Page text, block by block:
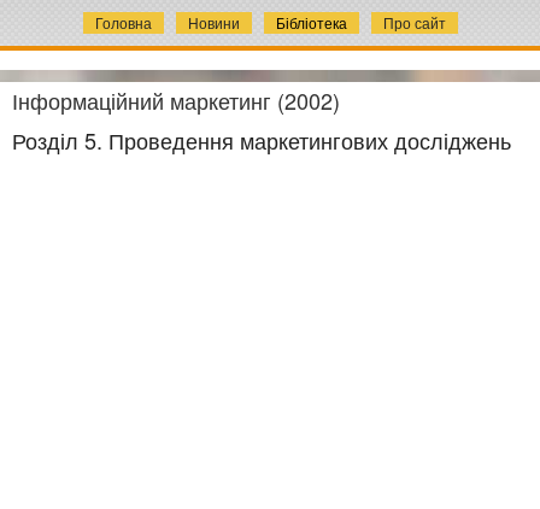
Головна Новини Бібліотека Про сайт
Інформаційний маркетинг (2002)
Розділ 5. Проведення маркетингових досліджень